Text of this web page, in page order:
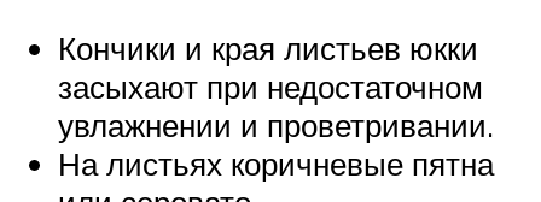
Кончики и края листьев юкки
засыхают при недостаточном
увлажнении и проветривании.
На листьях коричневые пятна